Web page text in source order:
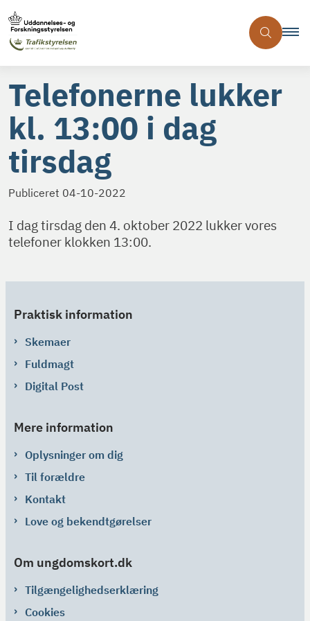
Telefonerne lukker
kl. 13:00 i dag
tirsdag
Publiceret 04-10-2022
I dag tirsdag den 4. oktober 2022 lukker vores
telefoner klokken 13:00.
Praktisk information
Skemaer
Fuldmagt
Digital Post
Mere information
Oplysninger om dig
Til forældre
Kontakt
Love og bekendtgørelser
Om ungdomskort.dk
Tilgængelighedserklæring
Cookies